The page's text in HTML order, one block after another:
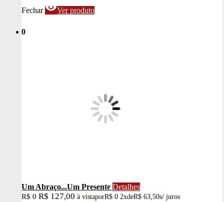
Fechar visibilityVer produto
0
Um Abraço...Um Presente Detalhes
R$ 0 R$ 127,00 à vistaporR$ 0 2xdeR$ 63,50s/ juros